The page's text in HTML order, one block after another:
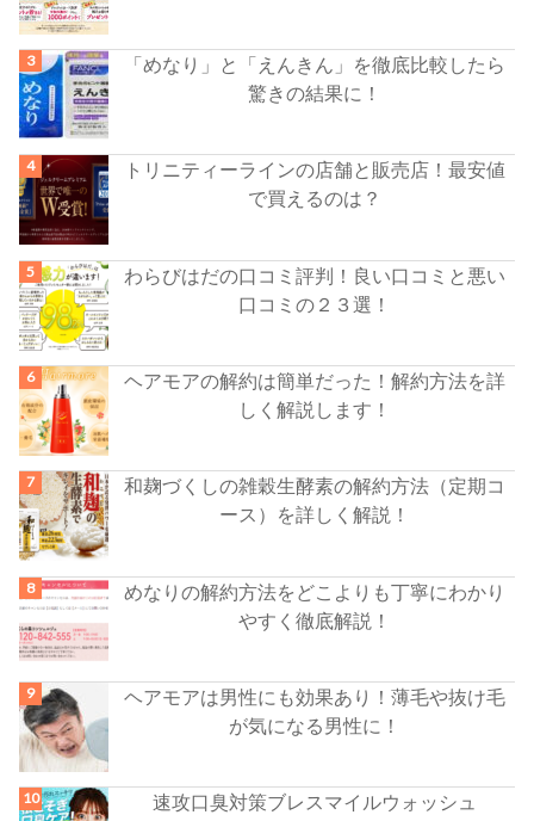
「めなり」と「えんきん」を徹底比較したら
驚きの結果に！
トリニティーラインの店舗と販売店！最安値
で買えるのは？
わらびはだの口コミ評判！良い口コミと悪い
口コミの２３選！
ヘアモアの解約は簡単だった！解約方法を詳
しく解説します！
和麹づくしの雑穀生酵素の解約方法（定期コ
ース）を詳しく解説！
めなりの解約方法をどこよりも丁寧にわかり
やすく徹底解説！
ヘアモアは男性にも効果あり！薄毛や抜け毛
が気になる男性に！
速攻口臭対策ブレスマイルウォッシュ